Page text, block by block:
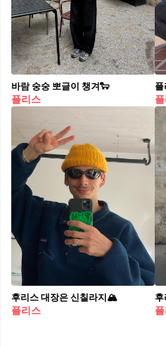
바람 숭숭 뽀글이 챙겨🐑
플리스
후리스 대장은 신칠라지🏔️
플리스
후